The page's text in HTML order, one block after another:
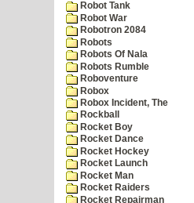
Robot Tank
Robot War
Robotron 2084
Robots
Robots Of Nala
Robots Rumble
Roboventure
Robox
Robox Incident, The
Rockball
Rocket Boy
Rocket Dance
Rocket Hockey
Rocket Launch
Rocket Man
Rocket Raiders
Rocket Repairman